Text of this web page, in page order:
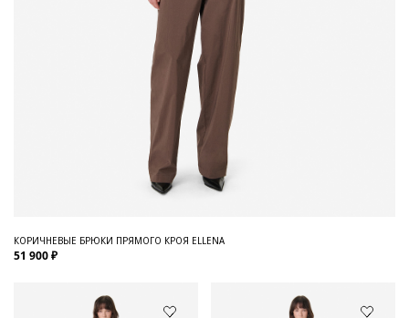
КОРИЧНЕВЫЕ БРЮКИ ПРЯМОГО КРОЯ ELLENA
51 900 ₽